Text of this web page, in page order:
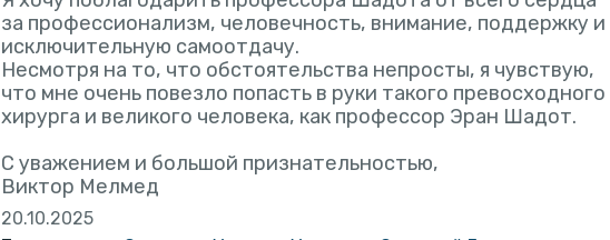
за профессионализм, человечность, внимание, поддержку и
исключительную самоотдачу.
Несмотря на то, что обстоятельства непросты, я чувствую,
что мне очень повезло попасть в руки такого превосходного
хирурга и великого человека, как профессор Эран Шадот.
С уважением и большой признательностью,
Виктор Мелмед
20.10.2025